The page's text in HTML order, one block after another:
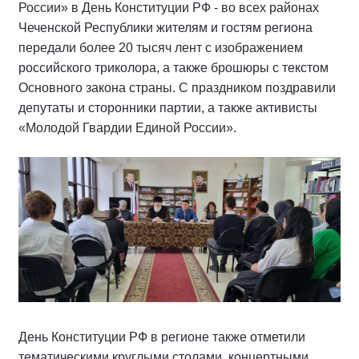
России» в День Конституции РФ - во всех районах
Чеченской Республики жителям и гостям региона
передали более 20 тысяч лент с изображением
российского триколора, а также брошюры с текстом
Основного закона страны. С праздником поздравили
депутаты и сторонники партии, а также активисты
«Молодой Гвардии Единой России».
День Конституции РФ в регионе также отметили